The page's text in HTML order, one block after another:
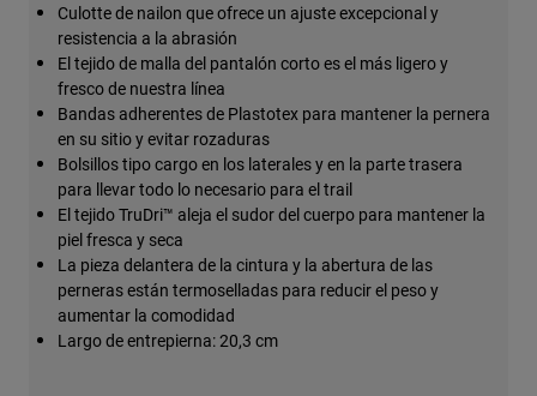
Culotte de nailon que ofrece un ajuste excepcional y
resistencia a la abrasión
El tejido de malla del pantalón corto es el más ligero y
fresco de nuestra línea
Bandas adherentes de Plastotex para mantener la pernera
en su sitio y evitar rozaduras
Bolsillos tipo cargo en los laterales y en la parte trasera
para llevar todo lo necesario para el trail
El tejido TruDri™ aleja el sudor del cuerpo para mantener la
piel fresca y seca
La pieza delantera de la cintura y la abertura de las
perneras están termoselladas para reducir el peso y
aumentar la comodidad
Largo de entrepierna: 20,3 cm